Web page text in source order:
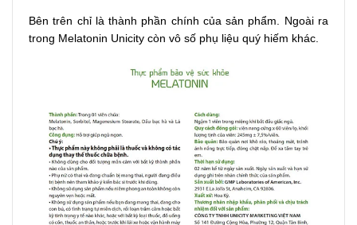
Bên trên chỉ là thành phần chính của sản phẩm. Ngoài ra
trong Melatonin Unicity còn vô số phụ liệu quý hiếm khác.